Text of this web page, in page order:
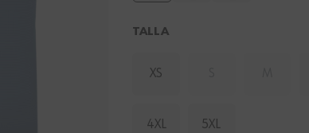
TALLA
XS
4XL 5XL